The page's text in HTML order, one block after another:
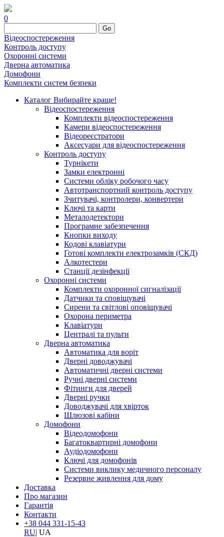
0
Go
Відеоспостереження
Контроль доступу
Охоронні системи
Дверна автоматика
Домофони
Комплекти систем безпеки
Каталог Вибирайте краще!
Відеоспостереження
Комплекти відеоспостереження
Камери відеоспостереження
Відеореєстратори
Аксесуари для відеоспостереження
Контроль доступу
Турнікети
Замки електронні
Системи обліку робочого часу
Автотранспортний контроль доступу
Зчитувачі, контролери, конвертери
Ключі та карти
Металодетектори
Програмне забезпечення
Кнопки виходу
Кодові клавіатури
Готові комплекти електрозамків (СКД)
Алкотестери
Станції дезінфекції
Охоронні системи
Комплекти охоронної сигналізації
Датчики та сповіщувачі
Сирени та світлові оповіщувачі
Охорона периметра
Клавіатури
Централі та пульти
Дверна автоматика
Автоматика для воріт
Дверні доводжувачі
Автоматичні дверні системи
Ручні дверні системи
Фітинги для дверей
Дверні ручки
Доводжувачі для хвірток
Шлюзові кабіни
Домофони
Відеодомофони
Багатоквартирні домофони
Аудіодомофони
Ключі для домофонів
Системи виклику медичного персоналу
Резервне живлення для дому
Доставка
Про магазин
Гарантія
Контакти
+38 044 331-15-43
RU| UA